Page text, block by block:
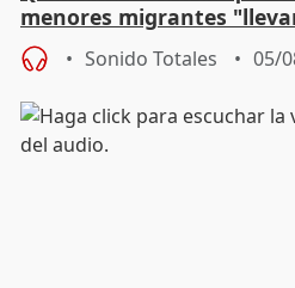
menores migrantes
aportación del Gobierno"
Sonido Totales 05/